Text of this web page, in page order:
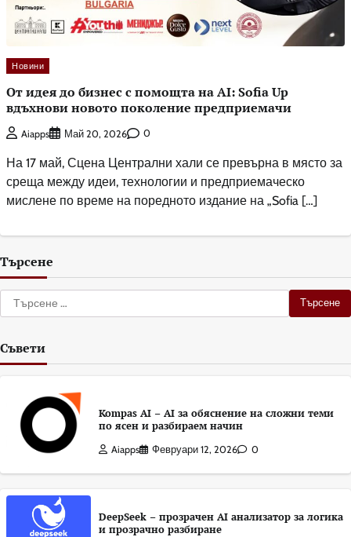
Новини
От идея до бизнес с помощта на AI: Sofia Up
вдъхнови новото поколение предприемачи
Aiapps Май 20, 2026 0
На 17 май, Сцена Централни хали се превърна в място за
среща между идеи, технологии и предприемаческо
мислене по време на поредното издание на „Sofia […]
Търсене
Търсене
за:
Съвети
Kompas AI – AI за обяснение на сложни теми
по ясен и разбираем начин
Aiapps Февруари 12, 2026 0
DeepSeek – прозрачен AI анализатор за логика
и прозрачно разбиране